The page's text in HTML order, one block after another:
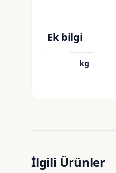
Ek bilgi
kg
İlgili Ürünler